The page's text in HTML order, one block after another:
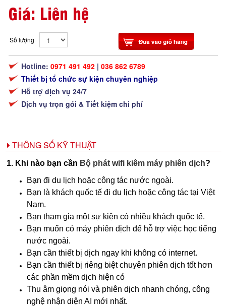
Giá: Liên hệ
Số lượng
Hotline: 0971 491 492 | 036 862 6789
Thiết bị tổ chức sự kiện chuyên nghiệp
Hỗ trợ dịch vụ 24/7
Dịch vụ trọn gói & Tiết kiệm chi phí
THÔNG SỐ KỸ THUẬT
1. Khi nào bạn cần Bộ phát wifi kiêm máy phiên dịch?
Bạn đi du lịch hoặc công tác nước ngoài.
Bạn là khách quốc tế đi du lịch hoặc công tác tại Việt
Nam.
Bạn tham gia một sự kiện có nhiều khách quốc tế.
Bạn muốn có máy phiên dịch để hỗ trợ việc học tiếng
nước ngoài.
Bạn cần thiết bị dịch ngay khi không có internet.
Bạn cần thiết bị riêng biệt chuyên phiên dịch tốt hơn
các phần mềm dịch hiện có
Thu âm giọng nói và phiên dịch nhanh chóng, công
nghệ nhận diện AI mới nhất.